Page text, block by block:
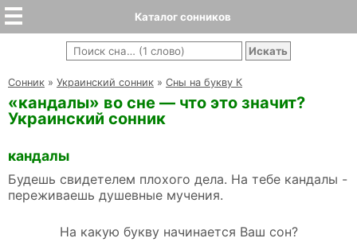
Каталог сонников
Cонник » Украинский сонник » Сны на букву К
«кандалы» во сне — что это значит?
Украинский сонник
кандалы
Будешь свидетелем плохого дела. На тебе кандалы -
переживаешь душевные мучения.
На какую букву начинается Ваш сон?